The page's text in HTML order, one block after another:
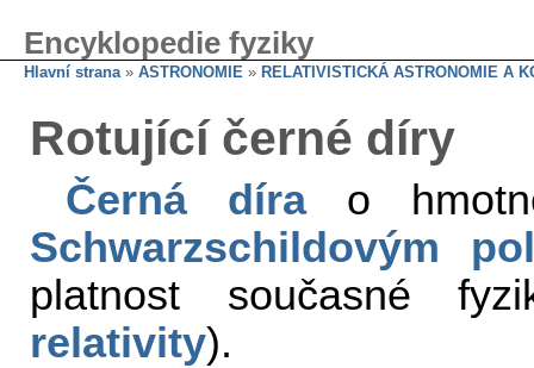
Encyklopedie fyziky
Hlavní strana» ASTRONOMIE » RELATIVISTICKÁ ASTRONOMIE A
Rotující černé díry
Černá dírao
Schwarzschildovým
platnost současné
relativity).